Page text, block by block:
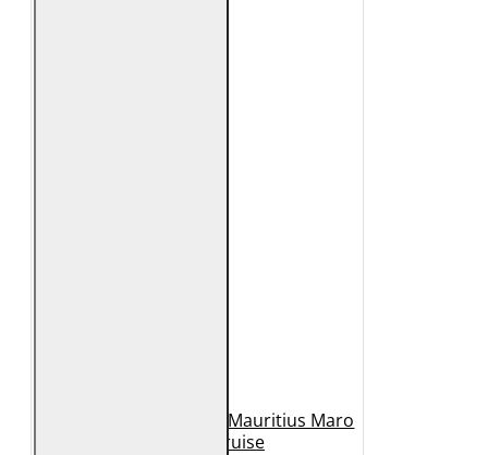
Geaca de Piele Barbati Mauritius Maro
Inchis MMCruise